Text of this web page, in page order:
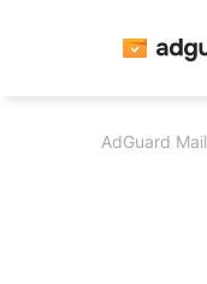
AdGuard Mail